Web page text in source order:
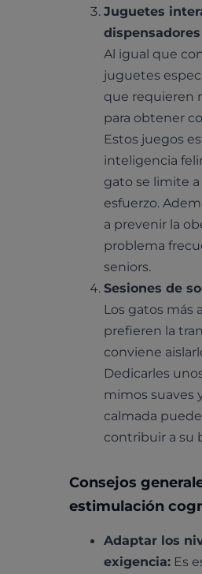
Diagnóstico veterinario por
Laboratorio veterinario propio
Pruebas cropológicas
Pruebas histológicas –
Identificación con microchip y
Desparasitación
Hospitalización
Revisión general y/o geriátrica
Todos los servicios
Medicina general
Urología y nefrología
Medicina felina
Animales Exóticos
Todas las especialidades
Planes de salud para perros
Planes de salud para gatos
Todos los planes de salud
¿Quiénes somos?
Comité de expertos
Trabaja en Clinicanimal
Juguetes
Al igual que
juguetes
que requieren
para obtener
Estos juegos
inteligencia
gato se limite
esfuerzo.
a prevenir la
problema
seniors.
Sesiones de
Los gatos más
prefieren la
conviene
Dedicarles
mimos suaves
calmada
contribuir a su
Consejos
estimulación
Adaptar los
exigencia: Es